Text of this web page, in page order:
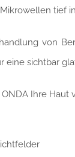
tief
von
eine sichtbar
Ihre Haut